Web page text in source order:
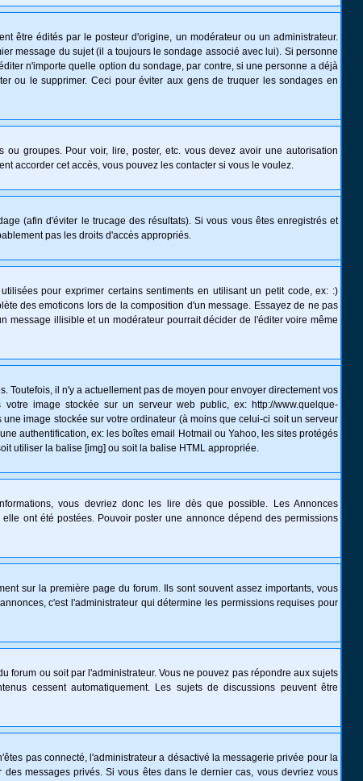
être édités par le posteur d'origine, un modérateur ou un administrateur.
message du sujet (il a toujours le sondage associé avec lui). Si personne
n'importe quelle option du sondage, par contre, si une personne a déjà
ou le supprimer. Ceci pour éviter aux gens de truquer les sondages en
groupes. Pour voir, lire, poster, etc. vous devez avoir une autorisation
accorder cet accès, vous pouvez les contacter si vous le voulez.
(afin d'éviter le trucage des résultats). Si vous vous êtes enregistrés et
pas les droits d'accès appropriés.
pour exprimer certains sentiments en utilisant un petit code, ex: :)
des emoticons lors de la composition d'un message. Essayez de ne pas
message illisible et un modérateur pourrait décider de l'éditer voire même
Toutefois, il n'y a actuellement pas de moyen pour envoyer directement vos
image stockée sur un serveur web public, ex: http://www.quelque-
image stockée sur votre ordinateur (à moins que celui-ci soit un serveur
authentification, ex: les boîtes email Hotmail ou Yahoo, les sites protégés
utiliser la balise [img] ou soit la balise HTML appropriée.
vous devriez donc les lire dès que possible. Les Annonces
ont été postées. Pouvoir poster une annonce dépend des permissions
sur la première page du forum. Ils sont souvent assez importants, vous
c'est l'administrateur qui détermine les permissions requises pour
forum ou soit par l'administrateur. Vous ne pouvez pas répondre aux sujets
cessent automatiquement. Les sujets de discussions peuvent être
pas connecté, l'administrateur a désactivé la messagerie privée pour la
messages privés. Si vous êtes dans le dernier cas, vous devriez vous